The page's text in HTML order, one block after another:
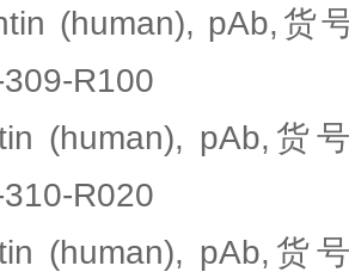
(human), pAb,货
R100
(human), pAb,货
R020
(human), pAb,货